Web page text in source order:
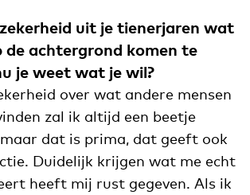
uit je tienerjaren wat
de achtergrond komen te
je weet wat je wil?
over wat andere mensen
zal ik altijd een beetje
dat is prima, dat geeft ook
Duidelijk krijgen wat me echt
heeft mij rust gegeven. Als ik